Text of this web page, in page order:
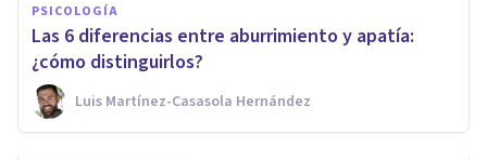
PSICOLOGÍA
Las 6 diferencias entre aburrimiento y apatía:
¿cómo distinguirlos?
Luis Martínez-Casasola Hernández